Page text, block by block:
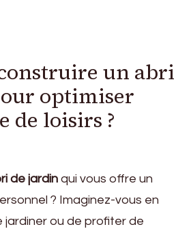
un abri
optimiser
de loisirs ?
de jardin qui vous offre un
? Imaginez-vous en
jardiner ou de profiter de